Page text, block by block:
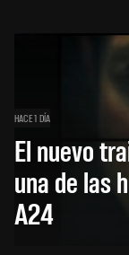
HACE 1 DÍA
El nuevo
una de las
A24